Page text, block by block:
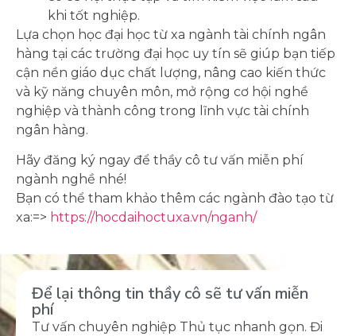
khi tốt nghiệp.
Lựa chọn học đại học từ xa ngành tài chính ngân
hàng tại các trường đại học uy tín sẽ giúp bạn tiếp
cận nền giáo dục chất lượng, nâng cao kiến thức
và kỹ năng chuyên môn, mở rộng cơ hội nghề
nghiệp và thành công trong lĩnh vực tài chính
ngân hàng.
Hãy đăng ký ngay để thầy cô tư vấn miễn phí
ngành nghề nhé!
Bạn có thể tham khảo thêm các ngành đào tạo từ
xa:=> https://hocdaihoctuxa.vn/nganh/
Để lại thông tin thầy cô sẽ tư vấn miễn
phí
Tư vấn chuyên nghiệp Thủ tục nhanh gọn. Đi